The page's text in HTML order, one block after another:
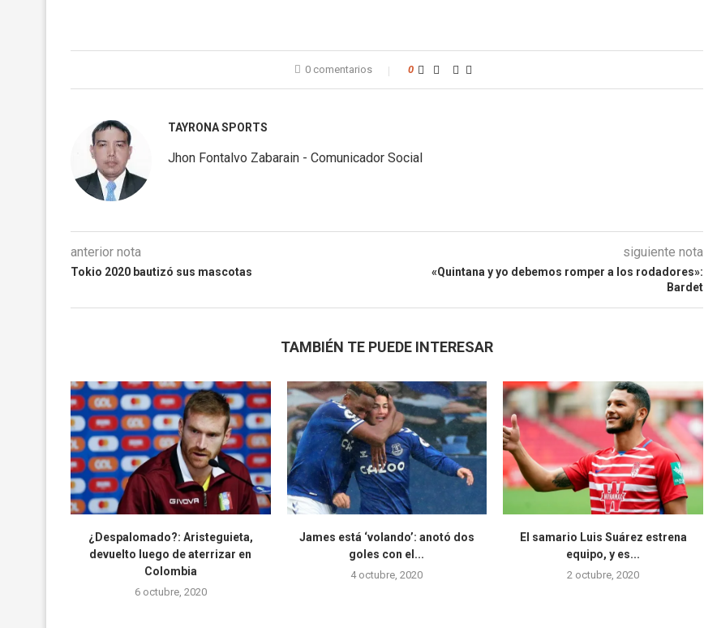
0 comentarios 0
TAYRONA SPORTS
Jhon Fontalvo Zabarain - Comunicador Social
anterior nota
Tokio 2020 bautizó sus mascotas
siguiente nota
«Quintana y yo debemos romper a los rodadores»:
Bardet
TAMBIÉN TE PUEDE INTERESAR
¿Despalomado?: Aristeguieta,
devuelto luego de aterrizar en
Colombia
6 octubre, 2020
James está ‘volando’: anotó dos
goles con el...
4 octubre, 2020
El samario Luis Suárez estrena
equipo, y es...
2 octubre, 2020